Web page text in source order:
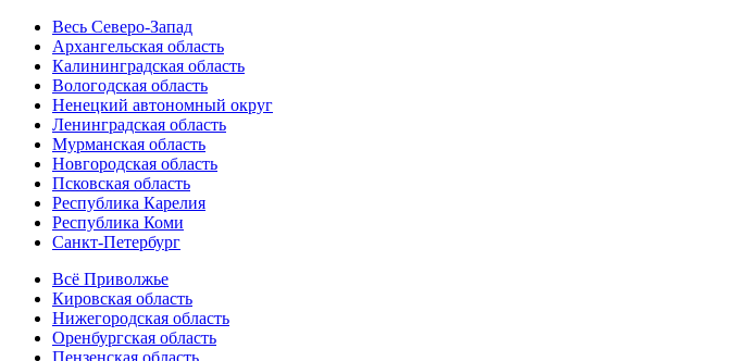
Весь Северо-Запад
Архангельская область
Калининградская область
Вологодская область
Ненецкий автономный округ
Ленинградская область
Мурманская область
Новгородская область
Псковская область
Республика Карелия
Республика Коми
Санкт-Петербург
Всё Приволжье
Кировская область
Нижегородская область
Оренбургская область
Пензенская область